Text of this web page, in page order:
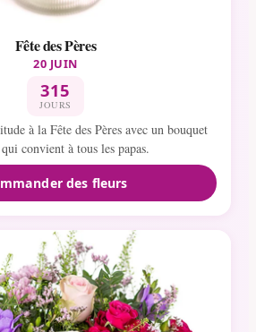
Fête des Pères
20 JUIN
315
JOURS
à la Fête des Pères avec un bouquet
convient à tous les papas.
des fleurs